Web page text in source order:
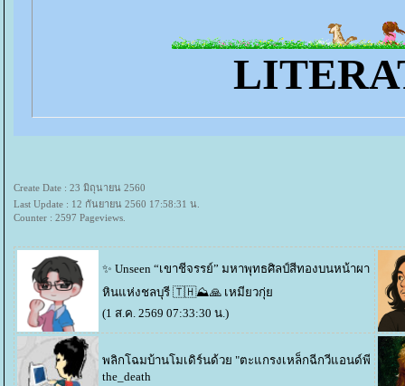
Create Date : 23 มิถุนายน 2560
Last Update : 12 กันยายน 2560 17:58:31 น.
Counter : 2597 Pageviews.
✨️ Unseen “เขาชีจรรย์” มหาพุทธศิลป์สีทองบนหน้าผา
หินแห่งชลบุรี 🇹🇭⛰️🙏 เหมียวกุ่
(1 ส.ค. 2569 07:33:30 น.)
พลิกโฉมบ้านโมเดิร์นด้วย "ตะแกรงเหล็กฉีกวีแอนด์พี
the_death